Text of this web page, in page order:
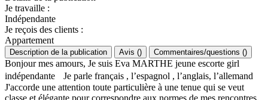
Je travaille :
Indépendante
Je reçois des clients :
Appartement
Description de la publication Avis () Commentaires/questions ()
Bonjour mes amours, Je suis Eva MARTHE jeune escorte girl
indépendante Je parle français , l’espagnol , l’anglais, l’allemand
J'accorde une attention toute particulière à une tenue qui se veut
classe et élégante pour correspondre aux normes de mes rencontres.